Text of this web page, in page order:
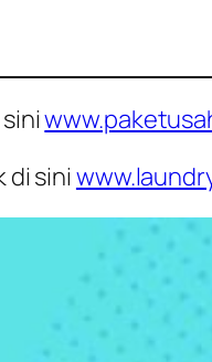
sini
di sini